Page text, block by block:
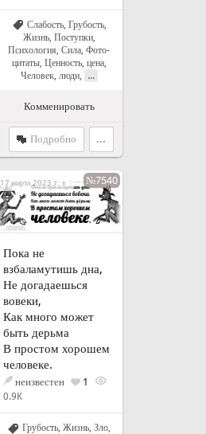
Слабость, Грубость,
Жизнь, Поступки,
Психология, Сила, Фото-
цитаты, Ценность, цена,
Человек, люди, ...
Комменировать
Подробно ...
17 марта 2023 г. в 17:27№7540
Пока не
взбаламутишь дна,
Не догадаешься
вовеки,
Как много может
быть дерьма
В простом хорошем
человеке.
неизвестен 1
0.9K
Грубость, Жизнь, Зло,